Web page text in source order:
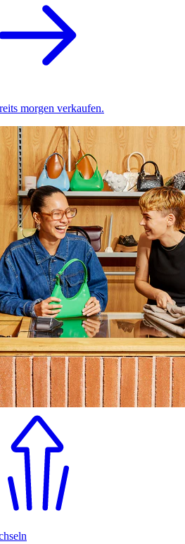
morgen verkaufen.